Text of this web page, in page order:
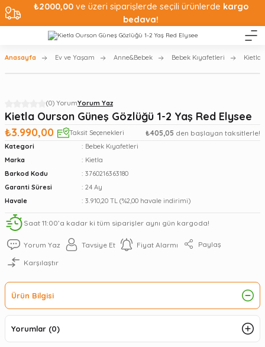
₺2000,00ve üzeri siparişlerde seçili ürünlerde kargo
bedava!
Anasayfa Ev ve Yaşam Anne&Bebek Bebek Kıyafetleri Kietla
(0) YorumYorum Yaz
Kietla Ourson Güneş Gözlüğü 1-2 Yaş Red Elysee
₺3.990,00
Taksit Seçenekleri ₺405,05 den başlayan taksitlerle!
Kategori
Bebek Kıyafetleri
Marka
Kietla
Barkod Kodu
3760216363180
Garanti Süresi
24 Ay
Havale
3.910,20 TL (%2,00 havale indirimi)
Saat 11:00’a kadar ki tüm siparişler aynı gün kargoda!
Yorum Yaz Tavsiye Et Fiyat Alarmı Paylaş
Karşılaştır
Ürün Bilgisi
Yorumlar (0)